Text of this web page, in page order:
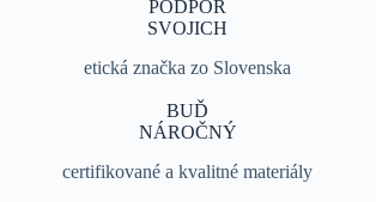
PODPOR
SVOJICH
etická značka zo Slovenska
BUĎ
NÁROČNÝ
certifikované a kvalitné materiály